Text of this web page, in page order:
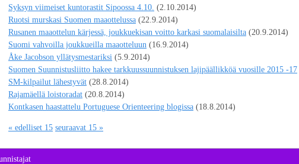
Syksyn viimeiset kuntorastit Sipoossa 4.10. (2.10.2014)
Ruotsi murskasi Suomen maaottelussa (22.9.2014)
Rusanen maaottelun kärjessä, joukkuekisan voitto karkasi suomalaisilta (20.9.2014)
Suomi vahvoilla joukkueilla maaotteluun (16.9.2014)
Åke Jacobson yllätysmestariksi (5.9.2014)
Suomen Suunnistusliitto hakee tarkkuussuunnistuksen lajipäällikköä vuosille 2015 -17
SM-kilpailut lähestyvät (28.8.2014)
Rajamäellä loistoradat (20.8.2014)
Kontkasen haastattelu Portuguese Orienteering blogissa (18.8.2014)
« edelliset 15 seuraavat 15 »